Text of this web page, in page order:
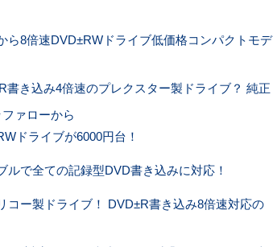
ら8倍速DVD±RWドライブ低価格コンパクトモデ
書き込み4倍速のプレクスター製ドライブ？ 純正
ァローから
ドライブが6000円台！
ルで全ての記録型DVD書き込みに対応！
コー製ドライブ！ DVD±R書き込み8倍速対応の